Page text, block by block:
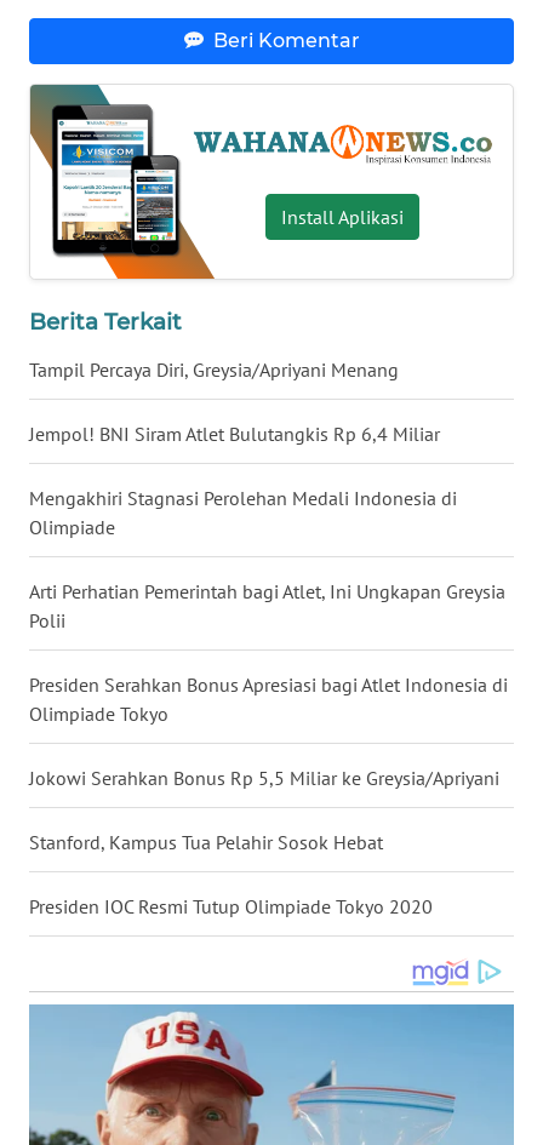
Beri Komentar
Install Aplikasi
Berita Terkait
Tampil Percaya Diri, Greysia/Apriyani Menang
Jempol! BNI Siram Atlet Bulutangkis Rp 6,4 Miliar
Mengakhiri Stagnasi Perolehan Medali Indonesia di
Olimpiade
Arti Perhatian Pemerintah bagi Atlet, Ini Ungkapan Greysia
Polii
Presiden Serahkan Bonus Apresiasi bagi Atlet Indonesia di
Olimpiade Tokyo
Jokowi Serahkan Bonus Rp 5,5 Miliar ke Greysia/Apriyani
Stanford, Kampus Tua Pelahir Sosok Hebat
Presiden IOC Resmi Tutup Olimpiade Tokyo 2020
WN
SERAMBI
WN
JAMBI
WN
WN
NTB
WN
WN
SUMSEL
WN
BENGKULU
WN
JATENG